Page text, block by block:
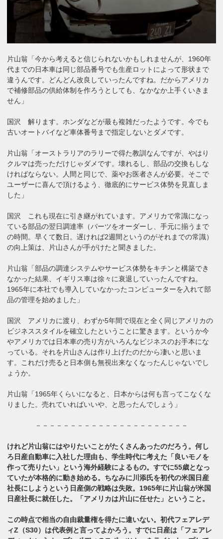
片山翁「今から考えると信じられないかもしれませんが、1960年
代までの日本車は同じ部品番号でも生産ロットによって形状まで
違うんです。どんどん改良していったんですね。だからアメリカ
で補修部品の供給体制を作ろうとしても、なかなか上手くいきま
せん」
国沢 解ります。ホンダなどが最も複雑だったようです。今でも
古いオートバイなど車体番号まで指定しないとダメです。
片山翁「オーストラリアのラリーで得た教訓なんですが、やはり
クルマは売っただけじゃダメです。壊れるし、部品の交換もしな
ければならない。人間と同じで、薬やお医者さんが必要。そこで
ユーザーに喜んで頂けるよう、徹底的にサービス体勢を見直しま
した」
国沢 これも現在に引き継がれています。アメリカで常識になっ
ている部品の翌日調達率（パーツをオーダーし、手元に揃うまで
の時間。早くて数日。遅ければ2週間というのがそれまでの常識）
の向上策は、片山さんが手がけたと聞きました。
片山翁「部品の調達システムやサービス体勢をキチンと構築でき
なかった結果、イギリス車は徐々に衰退していったんですね。
1965年に本社でも導入していなかったコンピューターを入れて部
品の管理を始めました」
国沢 アメリカに渡り、わずか5年間で現在と全く同じアメリカの
ビジネススタイルを確立したということに驚きます。というか今
やアメリカでは日本車の売り方がいろんなビジネスのお手本にな
っている。それを片山さんは作り上げたのだから凄いと思いま
す。これだけ売ると日本側も無視出来なくなったんじゃないでし
ょうか。
片山翁「1965年くらいになると、日本からは何も言ってこなくな
りました。売れていればいいや、と思ったんでしょう」
－－－－－－－－－－－－－－－－－－－－－－
けれど片山翁にはやりたいことがたくさんあったのだろう。何し
ろ日産自動車に入社した理由も、学生時代に考えた「良いモノを
作って売りたい」という海外経験によるもの。すでに55歳となっ
ていたが本格的に動き始める。ちなみに川添氏を初代の米国日産
社長にしようという日産側の戦略は失敗。1965年に片山翁が米国
日産社長に就任した。「アメリカは片山に任せた」ということ。
この時点で相当の自由裁量権を得たに違いない。初代フェアレデ
ィZ（S30）は代表例と言ってよかろう。すでに日産は「フェアレ